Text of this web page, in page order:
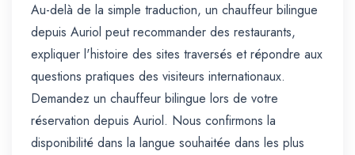
Au-delà de la simple traduction, un chauffeur bilingue
depuis Auriol peut recommander des restaurants,
expliquer l'histoire des sites traversés et répondre aux
questions pratiques des visiteurs internationaux.
Demandez un chauffeur bilingue lors de votre
réservation depuis Auriol. Nous confirmons la
disponibilité dans la langue souhaitée dans les plus